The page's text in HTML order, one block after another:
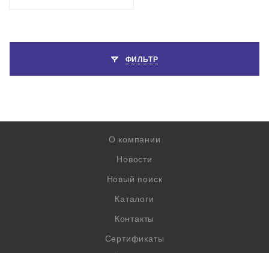
ФИЛЬТР
О компании
Новости
Новый поиск
Каталоги
Контакты
Сертификаты